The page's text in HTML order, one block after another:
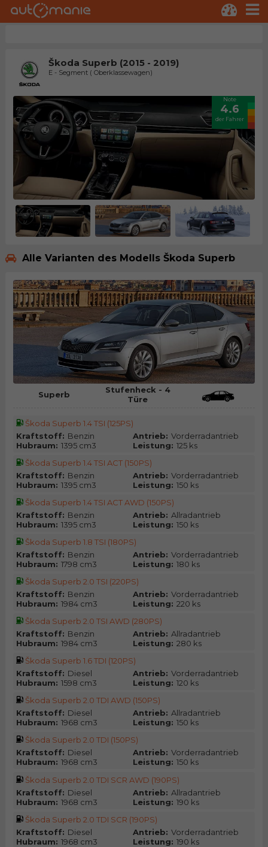
Škoda Superb (2015 - 2019)
E - Segment ( Oberklassewagen)
Note
4.6
der Fahrer
Alle Varianten des Modells Škoda Superb
Superb
Stufenheck - 4
Türe
Škoda Superb 1.4 TSI (125PS)
Kraftstoff: Benzin Antrieb: Vorderradantrieb
Hubraum: 1395 cm3 Leistung: 125 ks
Škoda Superb 1.4 TSI ACT (150PS)
Kraftstoff: Benzin Antrieb: Vorderradantrieb
Hubraum: 1395 cm3 Leistung: 150 ks
Škoda Superb 1.4 TSI ACT AWD (150PS)
Kraftstoff: Benzin Antrieb: Allradantrieb
Hubraum: 1395 cm3 Leistung: 150 ks
Škoda Superb 1.8 TSI (180PS)
Kraftstoff: Benzin Antrieb: Vorderradantrieb
Hubraum: 1798 cm3 Leistung: 180 ks
Škoda Superb 2.0 TSI (220PS)
Kraftstoff: Benzin Antrieb: Vorderradantrieb
Hubraum: 1984 cm3 Leistung: 220 ks
Škoda Superb 2.0 TSI AWD (280PS)
Kraftstoff: Benzin Antrieb: Allradantrieb
Hubraum: 1984 cm3 Leistung: 280 ks
Škoda Superb 1.6 TDI (120PS)
Kraftstoff: Diesel Antrieb: Vorderradantrieb
Hubraum: 1598 cm3 Leistung: 120 ks
Škoda Superb 2.0 TDI AWD (150PS)
Kraftstoff: Diesel Antrieb: Allradantrieb
Hubraum: 1968 cm3 Leistung: 150 ks
Škoda Superb 2.0 TDI (150PS)
Kraftstoff: Diesel Antrieb: Vorderradantrieb
Hubraum: 1968 cm3 Leistung: 150 ks
Škoda Superb 2.0 TDI SCR AWD (190PS)
Kraftstoff: Diesel Antrieb: Allradantrieb
Hubraum: 1968 cm3 Leistung: 190 ks
Škoda Superb 2.0 TDI SCR (190PS)
Kraftstoff: Diesel Antrieb: Vorderradantrieb
Hubraum: 1968 cm3 Leistung: 190 ks